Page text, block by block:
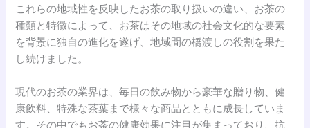
これらの地域性を反映したお茶の取り扱いの違い、お茶の
種類と特徴によって、お茶はその地域の社会文化的な要素
を背景に独自の進化を遂げ、地域間の橋渡しの役割を果た
し続けました。
現代のお茶の業界は、毎日の飲み物から豪華な贈り物、健
康飲料、特殊な茶葉まで様々な商品とともに成長していま
す。その中でもお茶の健康効果に注目が集まっており、抗